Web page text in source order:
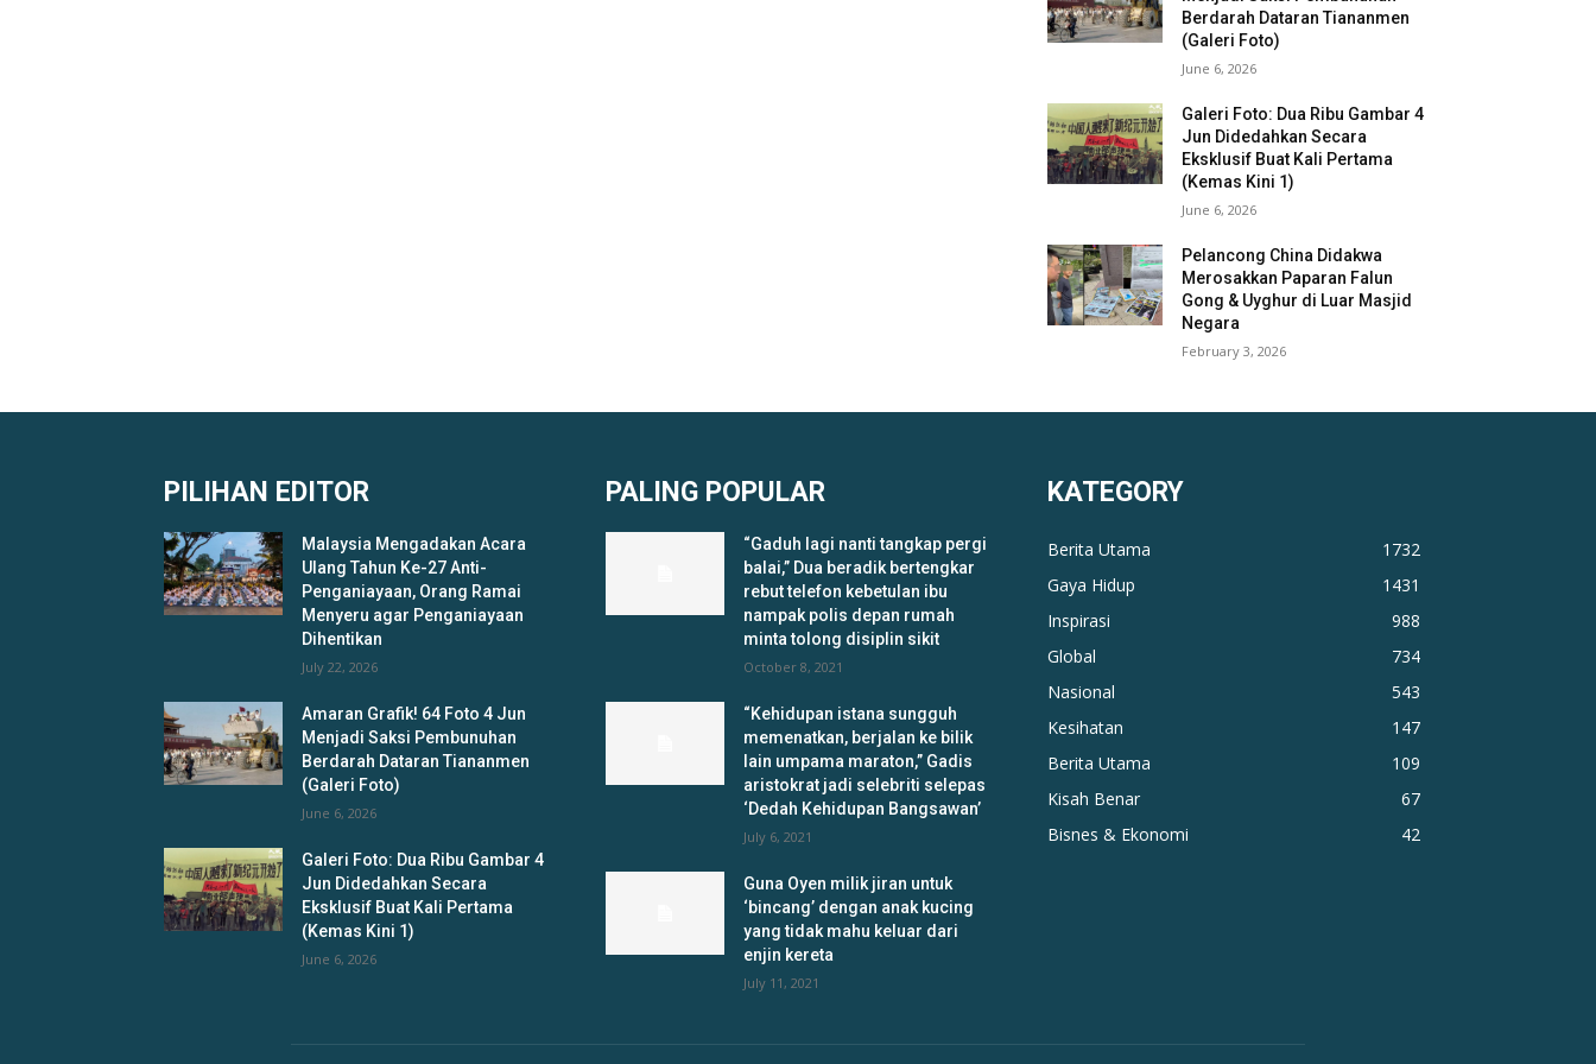
Berdarah Dataran Tiananmen
(Galeri Foto)
June 6, 2026
Galeri Foto: Dua Ribu Gambar 4
Jun Didedahkan Secara
Eksklusif Buat Kali Pertama
(Kemas Kini 1)
June 6, 2026
Pelancong China Didakwa
Merosakkan Paparan Falun
Gong & Uyghur di Luar Masjid
Negara
February 3, 2026
PILIHAN EDITOR
Malaysia Mengadakan Acara
Ulang Tahun Ke-27 Anti-
Penganiayaan, Orang Ramai
Menyeru agar Penganiayaan
Dihentikan
July 22, 2026
Amaran Grafik! 64 Foto 4 Jun
Menjadi Saksi Pembunuhan
Berdarah Dataran Tiananmen
(Galeri Foto)
June 6, 2026
Galeri Foto: Dua Ribu Gambar 4
Jun Didedahkan Secara
Eksklusif Buat Kali Pertama
(Kemas Kini 1)
June 6, 2026
PALING POPULAR
“Gaduh lagi nanti tangkap pergi
balai,” Dua beradik bertengkar
rebut telefon kebetulan ibu
nampak polis depan rumah
minta tolong disiplin sikit
October 8, 2021
“Kehidupan istana sungguh
memenatkan, berjalan ke bilik
lain umpama maraton,” Gadis
aristokrat jadi selebriti selepas
‘Dedah Kehidupan Bangsawan’
July 6, 2021
Guna Oyen milik jiran untuk
‘bincang’ dengan anak kucing
yang tidak mahu keluar dari
enjin kereta
July 11, 2021
KATEGORY
Berita Utama
1732
Gaya Hidup
1431
Inspirasi
988
Global
734
Nasional
543
Kesihatan
147
Berita Utama
109
Kisah Benar
67
Bisnes & Ekonomi
42